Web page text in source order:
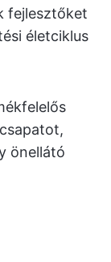
fejlesztőket
életciklus
önellátó